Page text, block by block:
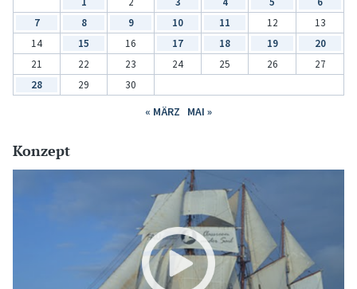
7
8 9 10 11 12
13
14
15 16 17 18 19
20
21
22 23 24 25 26
27
28
29 30
« MÄRZ MAI »
Konzept